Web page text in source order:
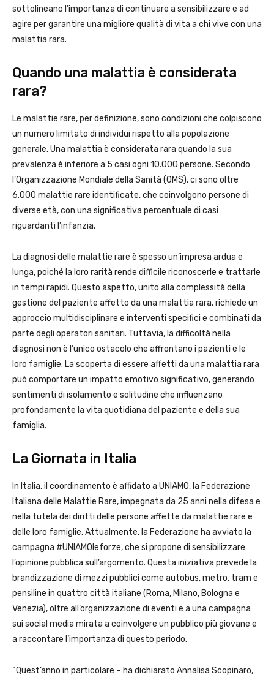
sottolineano l’importanza di continuare a sensibilizzare e ad
agire per garantire una migliore qualità di vita a chi vive con una
malattia rara.
Quando una malattia è considerata
rara?
Le malattie rare, per definizione, sono condizioni che colpiscono
un numero limitato di individui rispetto alla popolazione
generale. Una malattia è considerata rara quando la sua
prevalenza è inferiore a 5 casi ogni 10.000 persone. Secondo
l’Organizzazione Mondiale della Sanità (OMS), ci sono oltre
6.000 malattie rare identificate, che coinvolgono persone di
diverse età, con una significativa percentuale di casi
riguardanti l’infanzia.
La diagnosi delle malattie rare è spesso un’impresa ardua e
lunga, poiché la loro rarità rende difficile riconoscerle e trattarle
in tempi rapidi. Questo aspetto, unito alla complessità della
gestione del paziente affetto da una malattia rara, richiede un
approccio multidisciplinare e interventi specifici e combinati da
parte degli operatori sanitari. Tuttavia, la difficoltà nella
diagnosi non è l’unico ostacolo che affrontano i pazienti e le
loro famiglie. La scoperta di essere affetti da una malattia rara
può comportare un impatto emotivo significativo, generando
sentimenti di isolamento e solitudine che influenzano
profondamente la vita quotidiana del paziente e della sua
famiglia.
La Giornata in Italia
In Italia, il coordinamento è affidato a UNIAMO, la Federazione
Italiana delle Malattie Rare, impegnata da 25 anni nella difesa e
nella tutela dei diritti delle persone affette da malattie rare e
delle loro famiglie. Attualmente, la Federazione ha avviato la
campagna #UNIAMOleforze, che si propone di sensibilizzare
l’opinione pubblica sull’argomento. Questa iniziativa prevede la
brandizzazione di mezzi pubblici come autobus, metro, tram e
pensiline in quattro città italiane (Roma, Milano, Bologna e
Venezia), oltre all’organizzazione di eventi e a una campagna
sui social media mirata a coinvolgere un pubblico più giovane e
a raccontare l’importanza di questo periodo.
“Quest’anno in particolare – ha dichiarato Annalisa Scopinaro,